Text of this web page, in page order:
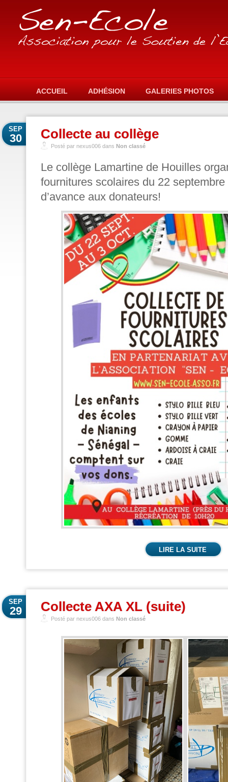
ACCUEIL ADHÉSION GALERIES PHOTOS
Collecte au collège
SEP
30
Posté par nexus006 dans Non classé
Le collège Lamartine de Houilles
fournitures scolaires du 22
d’avance aux donateurs!
LIRE LA SUITE
Collecte AXA XL (suite)
SEP
29
Posté par nexus006 dans Non classé